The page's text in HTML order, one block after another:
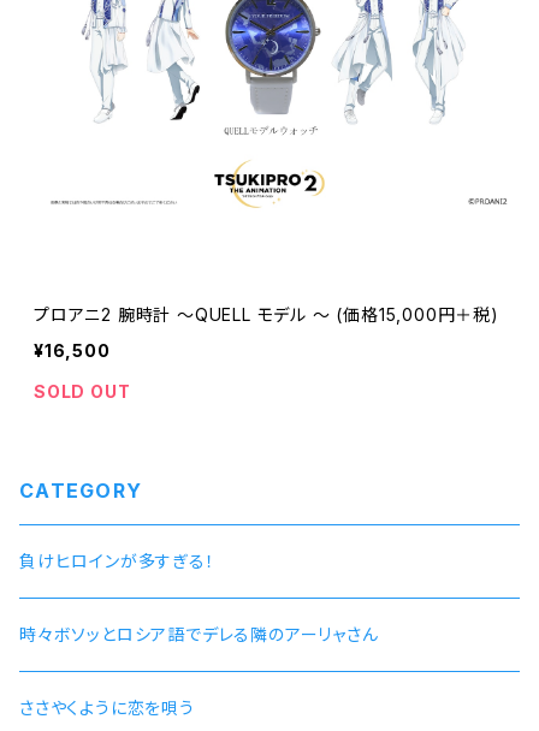
プロアニ2 腕時計 〜QUELL モデル 〜 (価格15,000円＋税)
¥16,500
SOLD OUT
CATEGORY
負けヒロインが多すぎる！
時々ボソッとロシア語でデレる隣のアーリャさん
ささやくように恋を唄う